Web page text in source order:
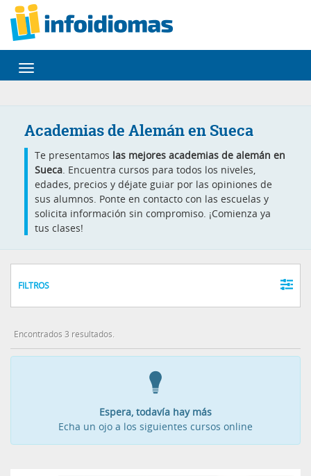
Desplegar
navegación
Academias de Alemán en Sueca
Te presentamos las mejores academias de alemán en
Sueca. Encuentra cursos para todos los niveles,
edades, precios y déjate guiar por las opiniones de
sus alumnos. Ponte en contacto con las escuelas y
solicita información sin compromiso. ¡Comienza ya
tus clases!
FILTROS
Encontrados 3 resultados.
Espera, todavía hay más
Echa un ojo a los siguientes cursos online